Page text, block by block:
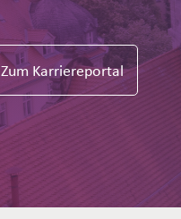
Zum Karriereportal